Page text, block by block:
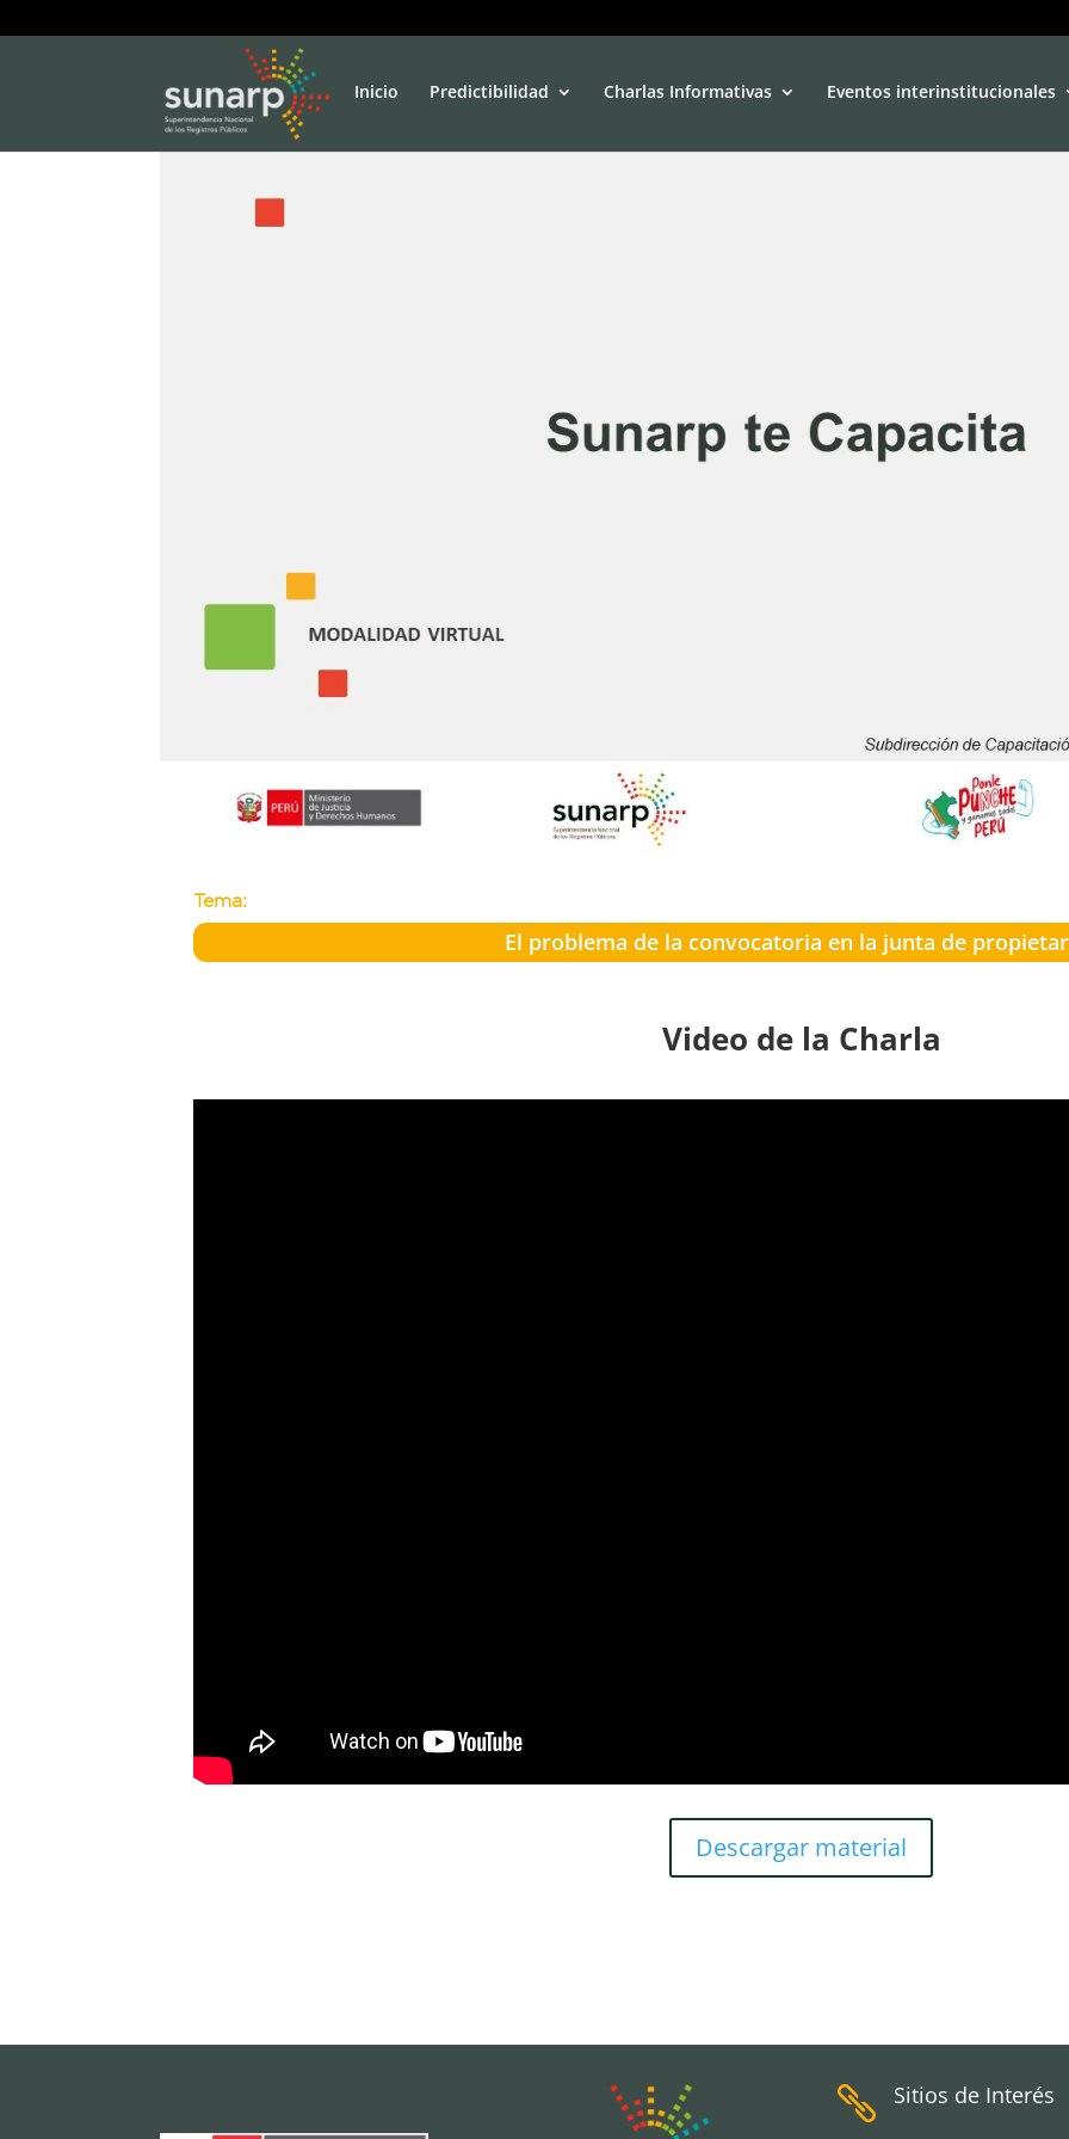
Inicio Predictibilidad Charlas Informativas Eventos interinstitucionales
Tema:
El problema de la convocatoria en la junta de
Video de la Charla
Descargar material
 Sitios de Interés